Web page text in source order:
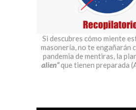
Si descubres cómo miente
masonería, no te engañarán
pandemia de mentiras, la
alien”que tienen preparada